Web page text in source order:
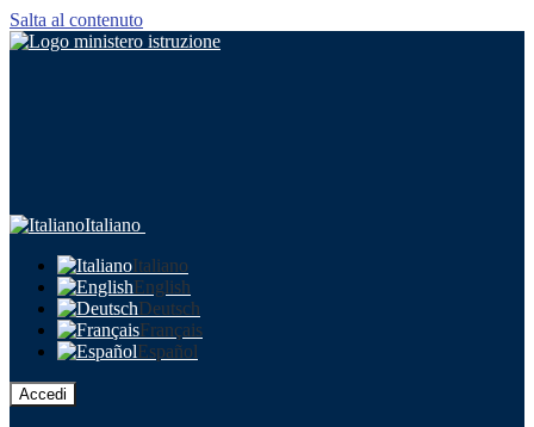
Salta al contenuto
Italiano
Italiano
English
Deutsch
Français
Español
Accedi